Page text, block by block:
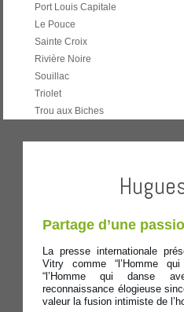
Port Louis Capitale
Le Pouce
Sainte Croix
Rivière Noire
Souillac
Triolet
Trou aux Biches
Partage d’une
La presse internationale
Vitry comme “l’Homme
“l’Homme qui danse
reconnaissance élogieuse
valeur la fusion intimiste de